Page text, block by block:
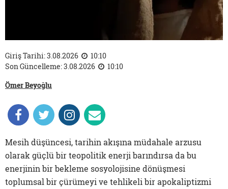
Giriş Tarihi: 3.08.2026
10:10
Son Güncelleme: 3.08.2026
10:10
Ömer Beyoğlu
Mesih düşüncesi, tarihin akışına müdahale arzusu
olarak güçlü bir teopolitik enerji barındırsa da bu
enerjinin bir bekleme sosyolojisine dönüşmesi
toplumsal bir çürümeyi ve tehlikeli bir apokaliptizmi